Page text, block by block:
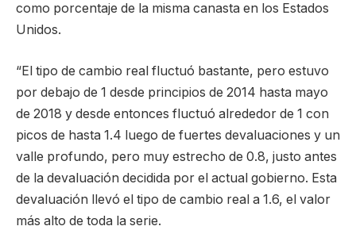
como porcentaje de la misma canasta en los Estados
Unidos.
“El tipo de cambio real fluctuó bastante, pero estuvo
por debajo de 1 desde principios de 2014 hasta mayo
de 2018 y desde entonces fluctuó alrededor de 1 con
picos de hasta 1.4 luego de fuertes devaluaciones y un
valle profundo, pero muy estrecho de 0.8, justo antes
de la devaluación decidida por el actual gobierno. Esta
devaluación llevó el tipo de cambio real a 1.6, el valor
más alto de toda la serie.